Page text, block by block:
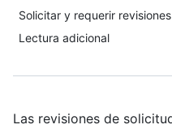
Solicitar y requerir revisiones
Lectura adicional
Las revisiones de